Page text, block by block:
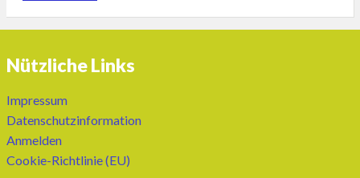
Nützliche Links
Impressum
Datenschutzinformation
Anmelden
Cookie-Richtlinie (EU)